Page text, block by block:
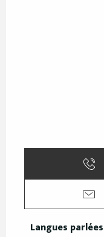
Langues parlées
Langues parlées